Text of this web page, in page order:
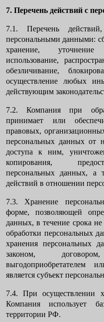
7. Перечень действий с
7.1. Перечень
персональными данными:
хранение, уточнение
использование,
обезличивание,
осуществление любых
действующим
7.2. Компания при
принимает или
правовых,
персональных данных от
доступа к ним,
копирования,
персональных данных, а
действий в отношении
7.3. Хранение
форме, позволяющей
данных, в течение срока
обработки персональных
хранения персональных
законом,
выгодоприобретателем
является субъект
7.4. При осуществлении
Компания использует
территории РФ.